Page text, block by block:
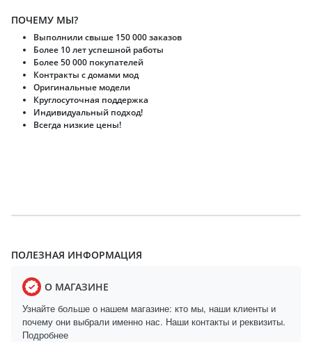
ПОЧЕМУ МЫ?
Выполнили свыше 150 000 заказов
Более 10 лет успешной работы
Более 50 000 покупателей
Контракты с домами мод
Оригинальные модели
Круглосуточная поддержка
Индивидуальный подход!
Всегда низкие цены!
ПОЛЕЗНАЯ ИНФОРМАЦИЯ
О МАГАЗИНЕ
Узнайте больше о нашем магазине: кто мы, наши клиенты и
почему они выбрали именно нас. Наши контакты и реквизиты.
Подробнее